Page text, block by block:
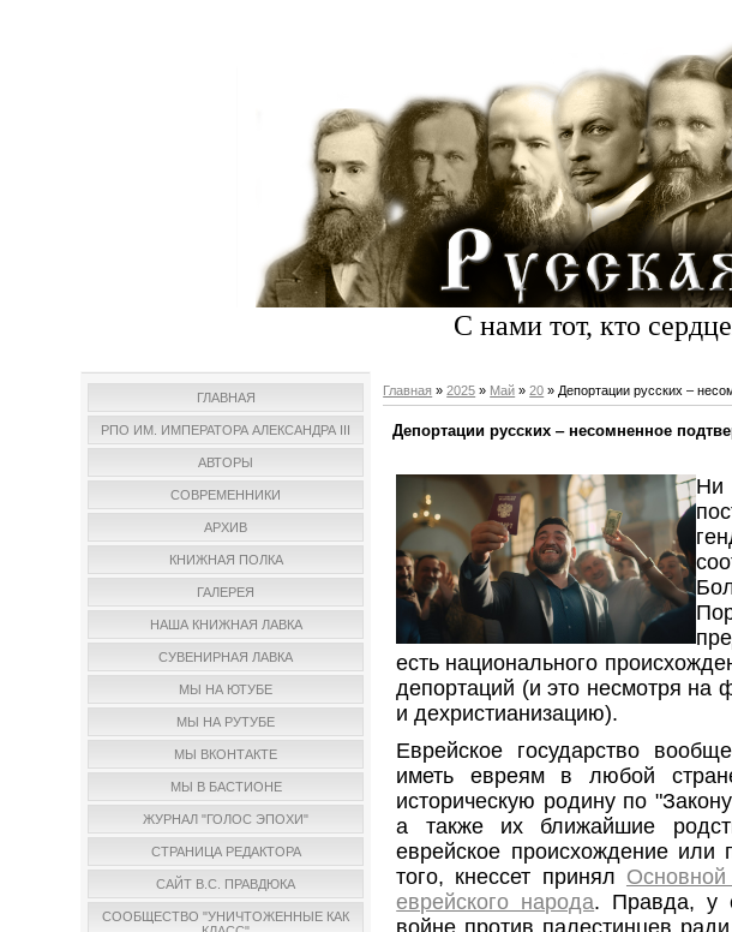
С нами тот, кто
ГЛАВНАЯ
РПО ИМ. ИМПЕРАТОРА АЛЕКСАНДРА III
АВТОРЫ
СОВРЕМЕННИКИ
АРХИВ
КНИЖНАЯ ПОЛКА
ГАЛЕРЕЯ
НАША КНИЖНАЯ ЛАВКА
СУВЕНИРНАЯ ЛАВКА
МЫ НА ЮТУБЕ
МЫ НА РУТУБЕ
МЫ ВКОНТАКТЕ
МЫ В БАСТИОНЕ
ЖУРНАЛ "ГОЛОС ЭПОХИ"
СТРАНИЦА РЕДАКТОРА
САЙТ В.С. ПРАВДЮКА
СООБЩЕСТВО "УНИЧТОЖЕННЫЕ КАК
Главная »2025 » Май » 20 » Депортации русских ‒
Депортации русских ‒ несомненное
есть национального
депортаций (и это несмотря на
и дехристианизацию).
Еврейское государство
иметь евреям в любой
историческую родину по
а также их ближайшие
еврейское происхождение или
того, кнессет принял
еврейского народа. Правда, у